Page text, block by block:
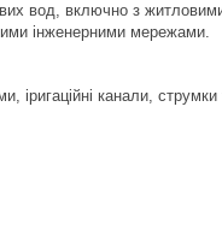
вод, включно з
інженерними мережами.
іригаційні канали,